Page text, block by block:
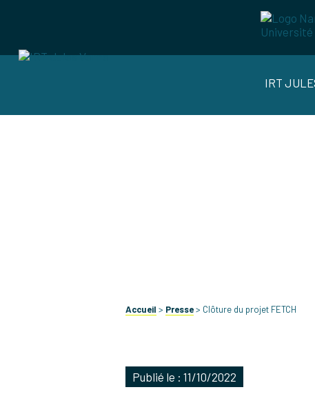
IRT
Accueil > Presse> Clôture du projet FETCH
Publié le : 11/10/2022